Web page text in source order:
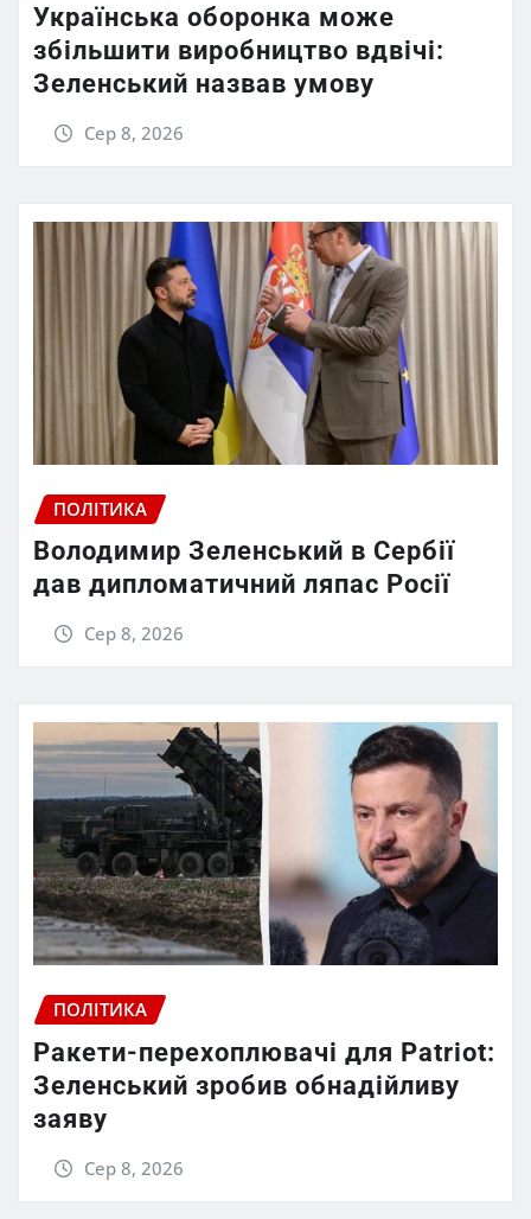
Українська оборонка може
збільшити виробництво вдвічі:
Зеленський назвав умову
Сер 8, 2026
ПОЛІТИКА
Володимир Зеленський в Сербії
дав дипломатичний ляпас Росії
Сер 8, 2026
ПОЛІТИКА
Ракети-перехоплювачі для Patriot:
Зеленський зробив обнадійливу
заяву
Сер 8, 2026